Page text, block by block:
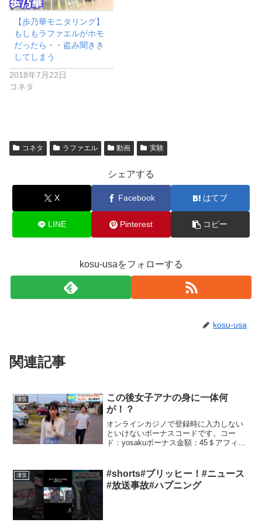
【歩乃華モニタリング】
もしもラファエルがホモ
だったら・・盗み聞きき
してしまう
2018年7月22日
コネタ
コネタ ラファエル 動画 実験
シェアする
X Facebook はてブ
LINE Pinterest コピー
kosu-usaをフォローする
kosu-usa
関連記事
凄笑
この後女子アナの身に一体何
が！？
オンラインカジノで登録時に入力しない
といけないボーナスコードです。コー
ド：yosakuボーナス金額：45＄アフィリ
ントの窓口🔽〒153-0044 東京都目黒区大
橋...
凄笑
#shorts#ブリッヒー！#ニュース
#放送事故#ハプニング